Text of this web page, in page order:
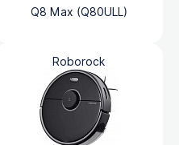
Q8 Max (Q80ULL)
Roborock